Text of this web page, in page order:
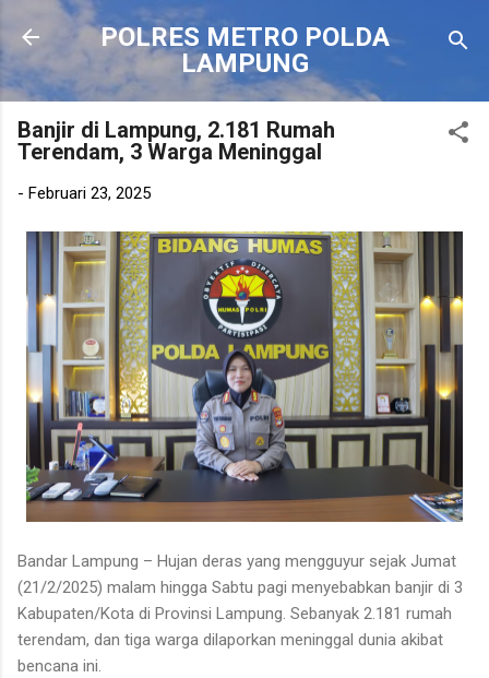
Langsung ke konten utama
POLRES METRO POLDA
LAMPUNG
Banjir di Lampung, 2.181 Rumah
Terendam, 3 Warga Meninggal
- Februari 23, 2025
Bandar Lampung – Hujan deras yang mengguyur sejak Jumat
(21/2/2025) malam hingga Sabtu pagi menyebabkan banjir di 3
Kabupaten/Kota di Provinsi Lampung. Sebanyak 2.181 rumah
terendam, dan tiga warga dilaporkan meninggal dunia akibat
bencana ini.